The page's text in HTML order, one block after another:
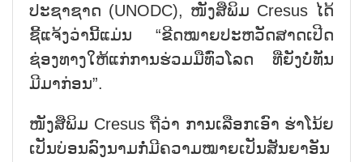
ປະຊາຊາດ (UNODC), ໜັງສືພິມ Cresus ໄດ້
ຊີ້ແຈ້ງວ່ານີ້ແມ່ນ “ຂີດໝາຍປະຫວັດສາດເປີດ
ຊ່ອງທາງໃຫ້ແກ່ການຮ່ວມມືທົ່ວໂລດ ທີ່ຍັງບໍ່ທັນ
ມີມາກ່ອນ”.
ໜັງສືພິມ Cresus ຖືວ່າ ການເລືອກເອົາ ຮ່າໂນ້ຍ
ເປັນບ່ອນລົງນາມກໍ່ມີຄວາມໝາຍເປັນສັນຍາອັນ